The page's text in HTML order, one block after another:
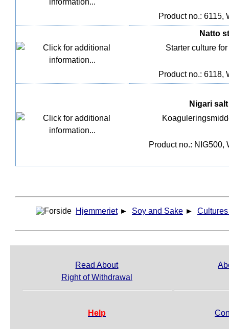
Product no.: 6115,
Natto
Starter culture
Product no.: 6118,
Nigari
Product no.: NIG500,
Hjemmeriet ► Soy and Sake ►
Read About
Right of Withdrawal
Help